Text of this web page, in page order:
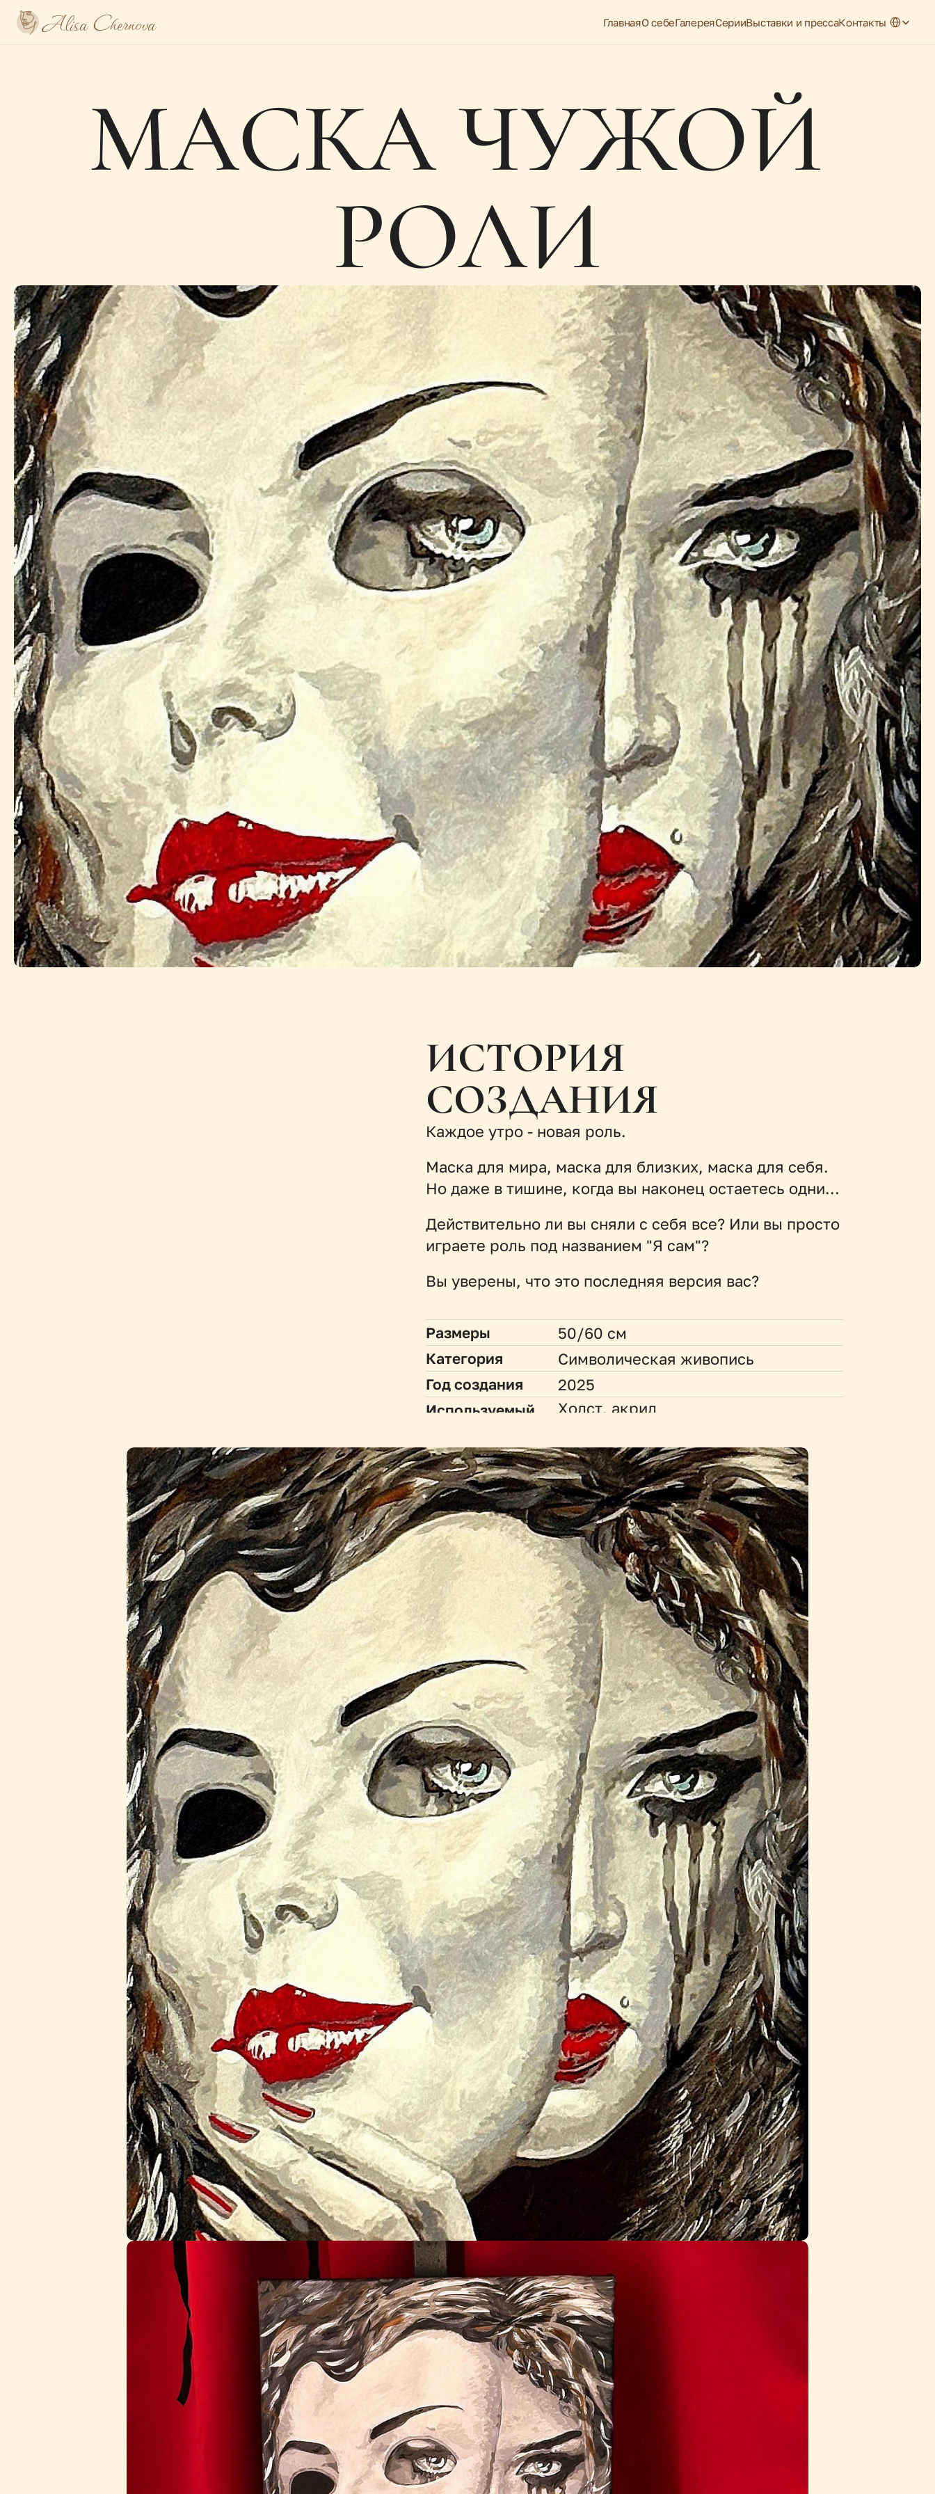
Alisa Chernova ГлавнаяО себеГалереяСерииВыставки и прессаКонтакты Select
МАСКА ЧУЖОЙ
РОЛИ
ИСТОРИЯ
СОЗДАНИЯ
Каждое утро - новая роль.
Маска для мира, маска для близких, маска для себя.
Но даже в тишине, когда вы наконец остаетесь одни...
Действительно ли вы сняли с себя все? Или вы просто
играете роль под названием "Я сам"?
Вы уверены, что это последняя версия вас?
Размеры 50/60 см
Категория Символическая живопись
Год создания 2025
Используемый
Холст, акрил